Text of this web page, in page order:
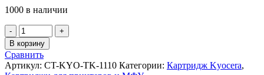
1000 в наличии
Количество
товара
Тонер-
картридж
Kyocera
В корзину
Сравнить
Артикул: CT-KYO-TK-1110 Категории: Картридж Kyocera,